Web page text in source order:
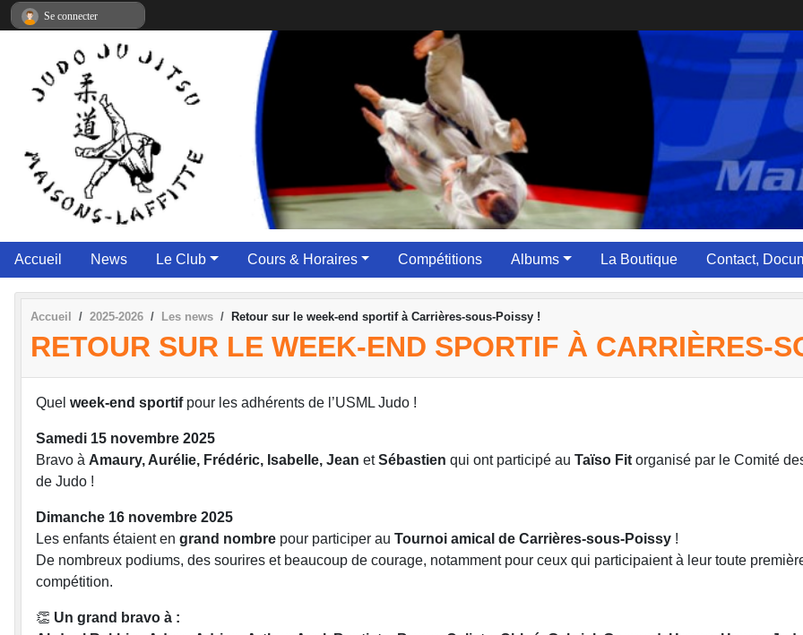
Accueil News Le Club Cours & Horaires Compétitions Albums La Boutique Contact,
Accueil 2025-2026 Les news Retour sur le week-end sportif à Carrières-sous-Poissy !
RETOUR SUR LE WEEK-END SPORTIF À CARRIÈRES-
Quel week-end sportifpour les adhérents de l’USML Judo !
Samedi 15 novembre 2025
Bravo à Amaury, Aurélie, Frédéric, Isabelle, Jean etSébastien qui ont participé au Taïso Fit organisé par le Comité
de Judo !
Dimanche 16 novembre 2025
Les enfants étaient en grand nombre pour participer au Tournoi amical de Carrières-sous-Poissy !
De nombreux podiums, des sourires et beaucoup de courage, notamment pour ceux qui participaient à leur toute
compétition.
👏 Un grand bravo à :
Se connecter
Panneau de gestion des cookies